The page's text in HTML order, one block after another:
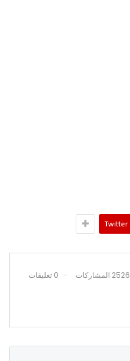
Twitter
2526 المشاركات 0 تعليقات